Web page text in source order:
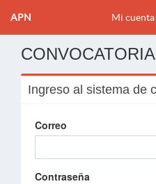
APN Mi cuenta
Ingreso al sistema de
Correo
Contraseña